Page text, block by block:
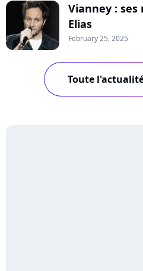
Vianney :
Elias
February 25, 2025
Toute